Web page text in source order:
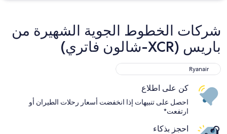
شركات الخطوط الجوية الشهيرة من
باريس (XCR-شالون فاتري)
Ryanair
كن على اطلاع
احصل على تنبيهات إذا انخفضت أسعار رحلات الطيران أو
ارتفعت*
احجز بذكاء